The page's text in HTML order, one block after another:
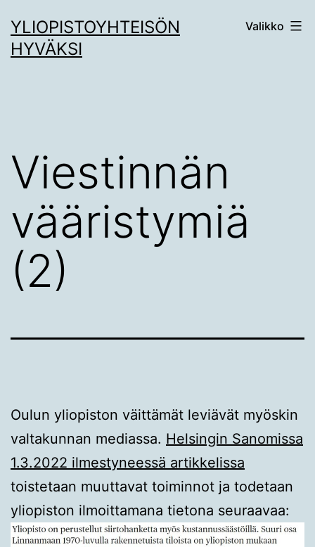
sisältöön
YLIOPISTOYHTEISÖN
HYVÄKSI
Valikko
Viestinnän
vääristymiä
(2)
Oulun yliopiston väittämät leviävät myöskin
valtakunnan mediassa. Helsingin Sanomissa
1.3.2022 ilmestyneessä artikkelissa
toistetaan muuttavat toiminnot ja todetaan
yliopiston ilmoittamana tietona seuraavaa: